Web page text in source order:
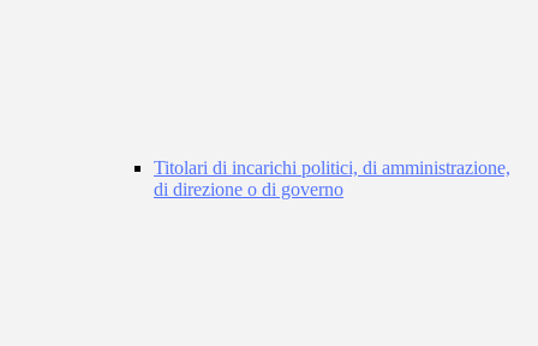
Titolari di incarichi politici, di amministrazione,
di direzione o di governo